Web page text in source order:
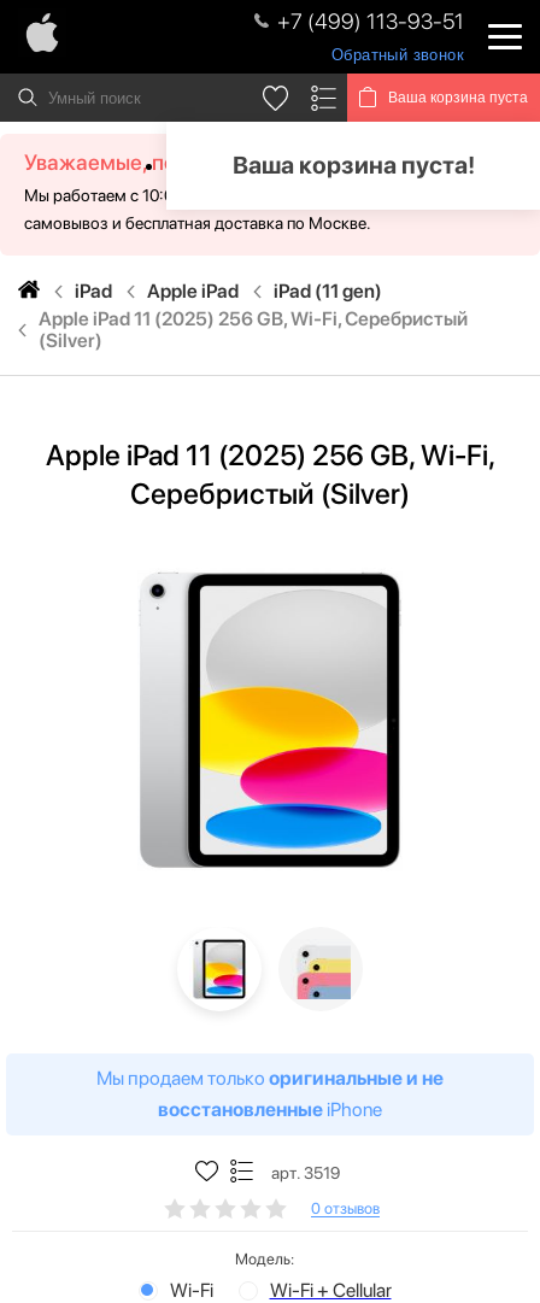
+7 (499) 113-93-51
Обратный звонок
Ваша корзина пуста
Ваша корзина пуста!
Уважаемые, посетители!
Мы работаем с 10:00 - 21:00 без выходных. Для Вас доступен
самовывоз и бесплатная доставка по Москве.
iPad Apple iPad
iPad (11 gen)
Apple iPad 11 (2025) 256 GB, Wi-Fi, Серебристый
(Silver)
Apple iPad 11 (2025) 256 GB, Wi-Fi,
Серебристый (Silver)
Мы продаем только оригинальные и не
восстановленные iPhone
арт. 3519
0 отзывов
Модель:
Wi-Fi Wi-Fi + Cellular